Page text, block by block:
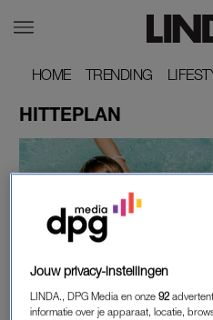
HOME
HOME TRENDING
TRENDING
HITTEPLAN
Jouw privacy-instellingen
LINDA., DPG Media en onze92
informatie over je apparaat, locatie,